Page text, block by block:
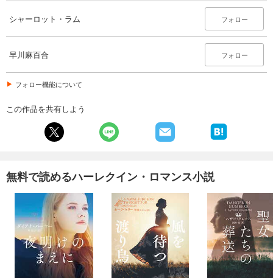
シャーロット・ラム フォロー
早川麻百合 フォロー
フォロー機能について
この作品を共有しよう
無料で読めるハーレクイン・ロマンス小説